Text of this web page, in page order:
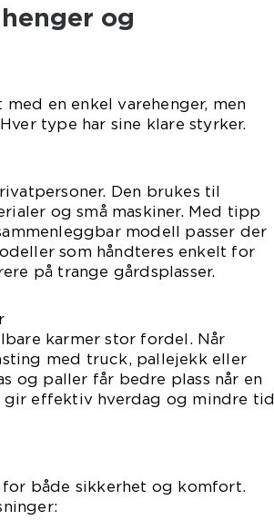
og
en enkel varehenger, men
type har sine klare styrker.
Den brukes til
og små maskiner. Med tipp
modell passer der
som håndteres enkelt for
på trange gårdsplasser.
karmer stor fordel. Når
med truck, pallejekk eller
og paller får bedre plass når en
gir effektiv hverdag og mindre tid
både sikkerhet og komfort.